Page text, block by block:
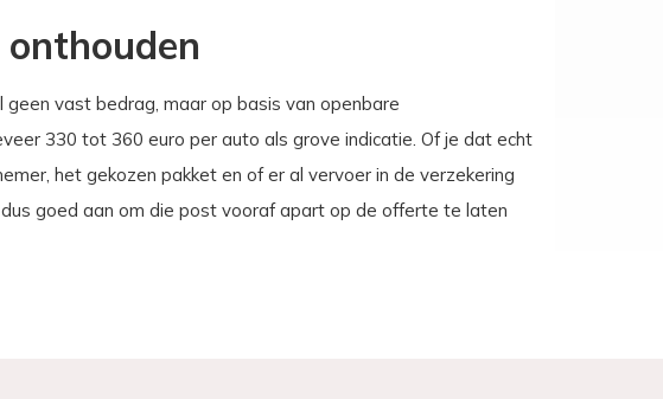
vast bedrag, maar op basis van openbare
330 tot 360 euro per auto als grove indicatie. Of je dat echt
het gekozen pakket en of er al vervoer in de verzekering
goed aan om die post vooraf apart op de offerte te laten